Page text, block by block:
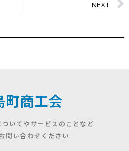
NEXT
町商工会
いてやサービスのことなど
問い合わせください